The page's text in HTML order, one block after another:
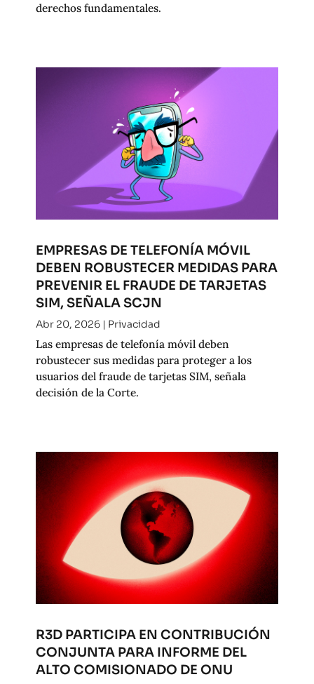
derechos fundamentales.
EMPRESAS DE TELEFONÍA MÓVIL
DEBEN ROBUSTECER MEDIDAS PARA
PREVENIR EL FRAUDE DE TARJETAS
SIM, SEÑALA SCJN
Abr 20, 2026| Privacidad
Las empresas de telefonía móvil deben
robustecer sus medidas para proteger a los
usuarios del fraude de tarjetas SIM, señala
decisión de la Corte.
R3D PARTICIPA EN CONTRIBUCIÓN
CONJUNTA PARA INFORME DEL
ALTO COMISIONADO DE ONU